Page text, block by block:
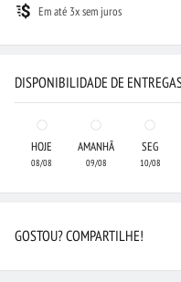
Em até 3x sem juros
DISPONIBILIDADE DE
HOJE
08/08
AMANHÃ
09/08
SEG
10/08
GOSTOU? COMPARTILHE!